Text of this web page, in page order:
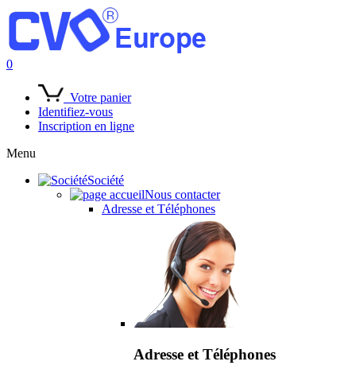
0
Votre panier
Identifiez-vous
Inscription en ligne
Menu
Société
Nous contacter
Adresse et Téléphones
Adresse et Téléphones